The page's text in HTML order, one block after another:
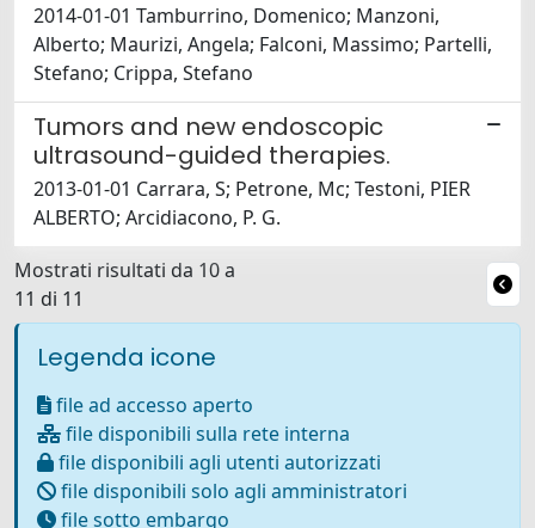
2014-01-01 Tamburrino, Domenico; Manzoni,
Alberto; Maurizi, Angela; Falconi, Massimo; Partelli,
Stefano; Crippa, Stefano
Tumors and new endoscopic
ultrasound-guided therapies.
2013-01-01 Carrara, S; Petrone, Mc; Testoni, PIER
ALBERTO; Arcidiacono, P. G.
Mostrati risultati da 10 a
11 di 11
Legenda icone
file ad accesso aperto
file disponibili sulla rete interna
file disponibili agli utenti autorizzati
file disponibili solo agli amministratori
file sotto embargo